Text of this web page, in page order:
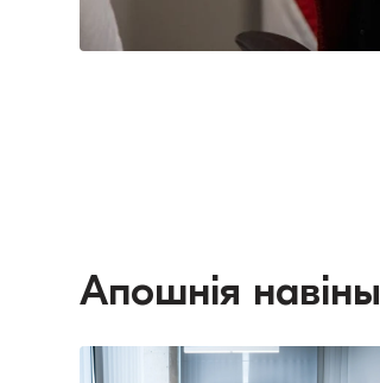
Апошнія навіны